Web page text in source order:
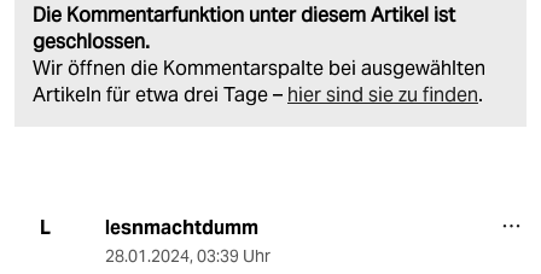
Die Kommentarfunktion unter diesem Artikel ist
geschlossen.
Wir öffnen die Kommentarspalte bei ausgewählten
Artikeln für etwa drei Tage – hier sind sie zu finden.
L lesnmachtdumm
28.01.2024, 03:39 Uhr